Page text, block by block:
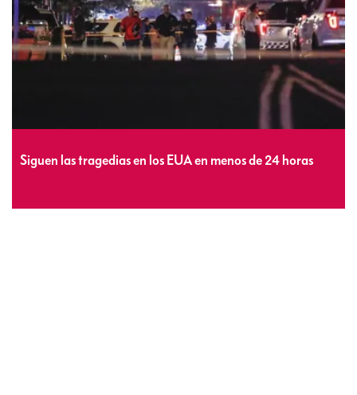
Siguen las tragedias en los EUA en menos de 24 horas